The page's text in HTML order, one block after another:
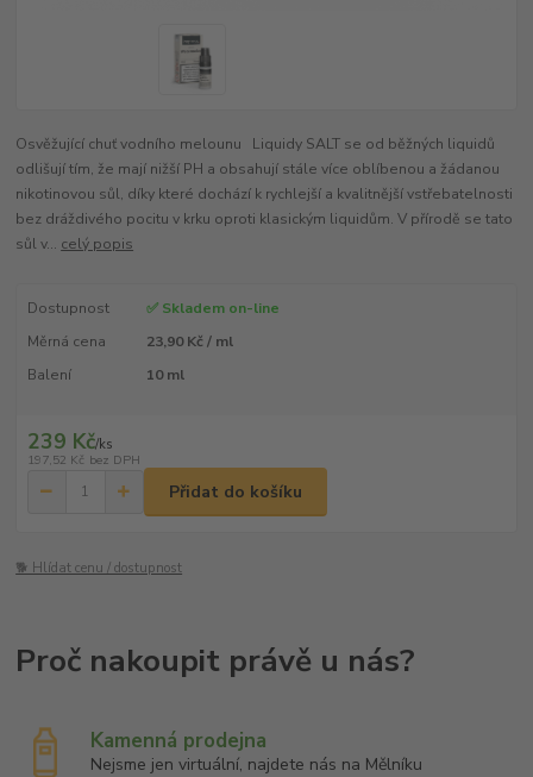
Osvěžující chuť vodního melounu Liquidy SALT se od běžných liquidů
odlišují tím, že mají nižší PH a obsahují stále více oblíbenou a žádanou
nikotinovou sůl, díky které dochází k rychlejší a kvalitnější vstřebatelnosti
bez dráždivého pocitu v krku oproti klasickým liquidům. V přírodě se tato
sůl v... celý popis
Dostupnost
✅ Skladem on-line
Měrná cena
23,90 Kč / ml
Balení
10 ml
239 Kč/ks
197,52 Kč bez DPH
Přidat do košíku
🐕 Hlídat cenu / dostupnost
Kamenná prodejna
Nejsme jen virtuální, najdete nás na Mělníku